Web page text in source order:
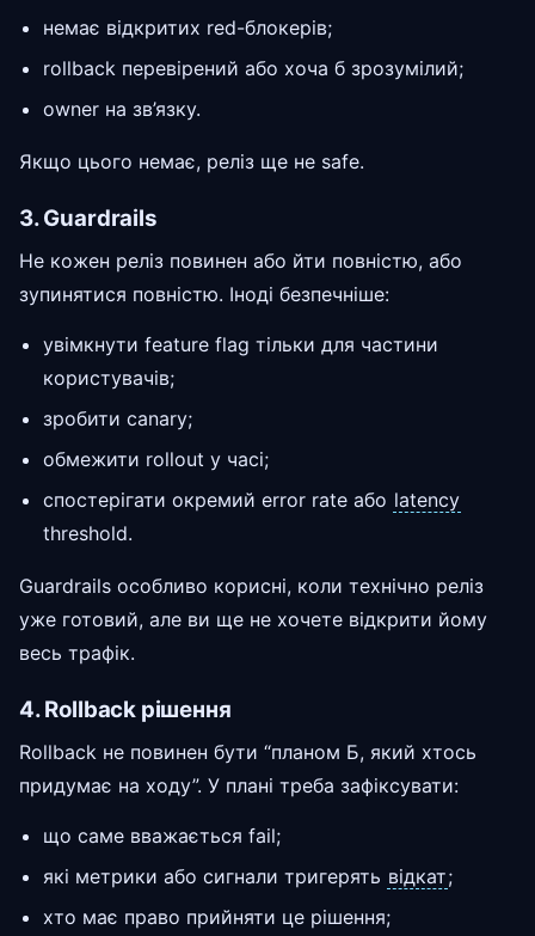
немає відкритих red-блокерів;
rollback перевірений або хоча б зрозумілий;
owner на зв’язку.
Якщо цього немає, реліз ще не safe.
3. Guardrails
Не кожен реліз повинен або йти повністю, або
зупинятися повністю. Іноді безпечніше:
увімкнути feature flag тільки для частини
користувачів;
зробити canary;
обмежити rollout у часі;
спостерігати окремий error rate або latency
threshold.
Guardrails особливо корисні, коли технічно реліз
уже готовий, але ви ще не хочете відкрити йому
весь трафік.
4. Rollback рішення
Rollback не повинен бути “планом Б, який хтось
придумає на ходу”. У плані треба зафіксувати:
що саме вважається fail;
які метрики або сигнали тригерять відкат;
хто має право прийняти це рішення;